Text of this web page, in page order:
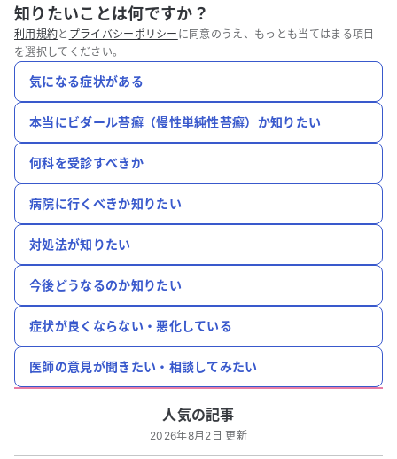
知りたいことは何ですか？
利用規約と プライバシーポリシー に同意のうえ、もっとも当てはまる項目
を選択してください。
気になる症状がある
本当にビダール苔癬（慢性単純性苔癬）か知りたい
何科を受診すべきか
病院に行くべきか知りたい
対処法が知りたい
今後どうなるのか知りたい
症状が良くならない・悪化している
医師の意見が聞きたい・相談してみたい
人気の記事
2026年8月2日 更新